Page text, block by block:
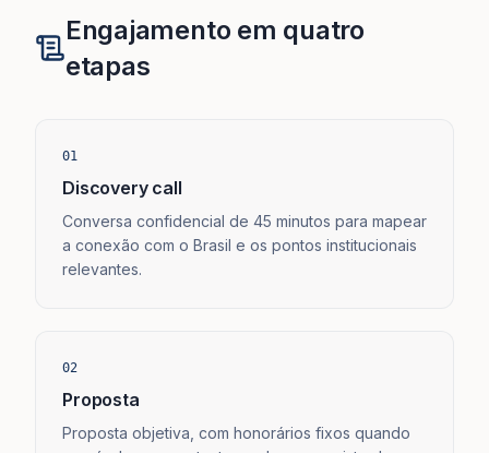
Engajamento em quatro
etapas
01
Discovery call
Conversa confidencial de 45 minutos para mapear
a conexão com o Brasil e os pontos institucionais
relevantes.
02
Proposta
Proposta objetiva, com honorários fixos quando